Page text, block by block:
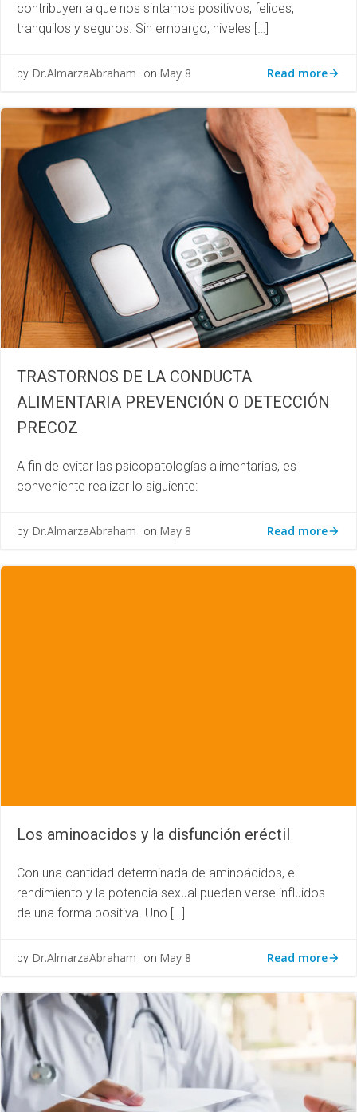
contribuyen a que nos sintamos positivos, felices,
tranquilos y seguros. Sin embargo, niveles […]
by Dr.AlmarzaAbraham on May 8 Read more
TRASTORNOS DE LA CONDUCTA
ALIMENTARIA PREVENCIÓN O DETECCIÓN
PRECOZ
A fin de evitar las psicopatologías alimentarias, es
conveniente realizar lo siguiente:
by Dr.AlmarzaAbraham on May 8 Read more
Los aminoacidos y la disfunción eréctil
Con una cantidad determinada de aminoácidos, el
rendimiento y la potencia sexual pueden verse influidos
de una forma positiva. Uno […]
by Dr.AlmarzaAbraham on May 8 Read more